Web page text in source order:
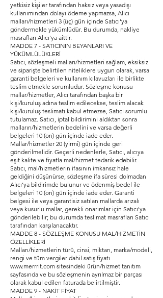
yetkisiz kişiler tarafından haksız veya yasadışı
kullanımından dolayı ödeme yapmazsa, Alıcı
malları/hizmetleri 3 (üç) gün içinde Satıcı'ya
göndermekle yükümlüdür. Bu durumda, nakliye
masrafları Alıcı'ya aittir.
MADDE 7 - SATICININ BEYANLARI VE
YÜKÜMLÜLÜKLERİ
Satıcı, sözleşmeli malları/hizmetleri sağlam, eksiksiz
ve siparişte belirtilen niteliklere uygun olarak, varsa
garanti belgeleri ve kullanım kılavuzları ile birlikte
teslim etmekle sorumludur. Sözleşme konusu
mallar/hizmetler, Alıcı tarafından başka bir
kişi/kuruluş adına teslim edilecekse, teslim alacak
kişi/kuruluş teslimatı kabul etmezse, Satıcı sorumlu
tutulamaz. Satıcı, iptal bildirimini aldıktan sonra
malların/hizmetlerin bedelini ve varsa değerli
belgeleri 10 (on) gün içinde iade eder.
Mallar/hizmetler 20 (yirmi) gün içinde geri
gönderilmelidir. Geçerli nedenlerle, Satıcı, alıcıya
eşit kalite ve fiyatla mal/hizmet tedarik edebilir.
Satıcı, mal/hizmetlerin ifasının imkansız hale
geldiğini düşünürse, sözleşme ifa süresi dolmadan
Alıcı’ya bildirimde bulunur ve ödenmiş bedel ile
belgeleri 10 (on) gün içinde iade eder. Garanti
belgesi ile veya garantisiz satılan mallarda arızalı
veya kusurlu mallar, gerekli onarımlar için Satıcı'ya
gönderilebilir; bu durumda teslimat masrafları Satıcı
tarafından karşılanacaktır.
MADDE 8 - SÖZLEŞME KONUSU MAL/HİZMETİN
ÖZELLİKLERİ
Malları/hizmetlerin türü, cinsi, miktarı, marka/modeli,
rengi ve tüm vergiler dahil satış fiyatı
www.merrrit.com sitesindeki ürün/hizmet tanıtım
sayfasında ve bu sözleşmenin ayrılmaz bir parçası
olarak kabul edilen faturada belirtilmiştir.
MADDE 9 - NAKİT FİYAT